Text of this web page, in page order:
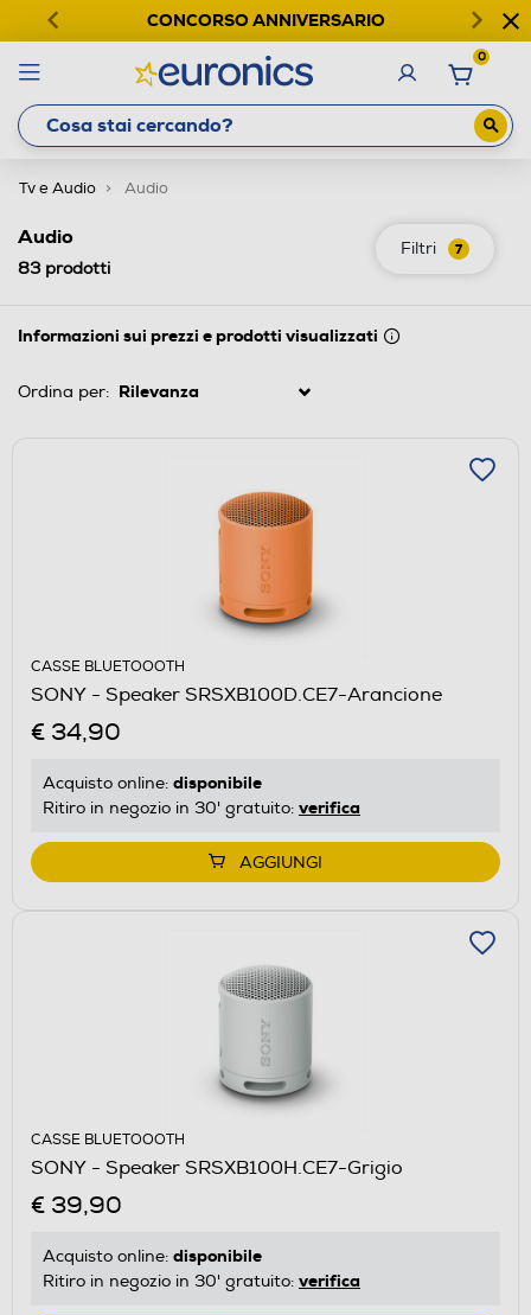
CONCORSO ANNIVERSARIO
0
Tv e Audio Audio
Filtri 7
Audio
83prodotti
Informazioni sui prezzi e prodotti visualizzati
Ordina per:
CASSE BLUETOOOTH
SONY - Speaker SRSXB100D.CE7-Arancione
€ 34,90
Acquisto online: disponibile
Ritiro in negozio in 30' gratuito: verifica
AGGIUNGI
CASSE BLUETOOOTH
SONY - Speaker SRSXB100H.CE7-Grigio
€ 39,90
Acquisto online: disponibile
Ritiro in negozio in 30' gratuito: verifica